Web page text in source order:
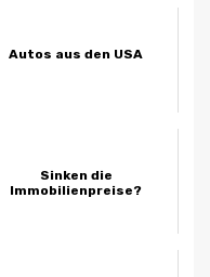
Autos aus den USA
Sinken die
Immobilienpreise?